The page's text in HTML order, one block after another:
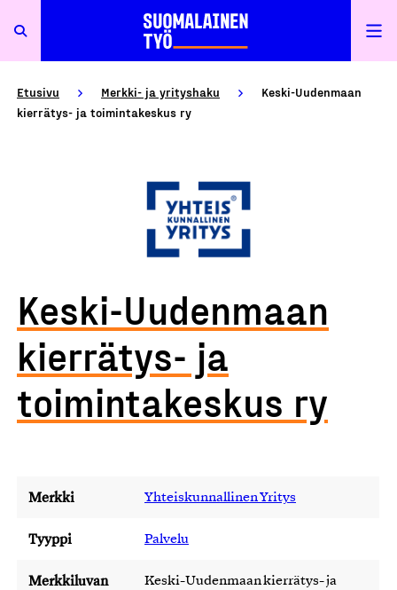
Etusivu Merkki- ja yrityshaku
Keski-Uudenmaan
kierrätys- ja toimintakeskus ry
Keski-Uudenmaan
kierrätys- ja
toimintakeskus ry
Merkki Yhteiskunnallinen Yritys
Tyyppi Palvelu
Merkkiluvan
Keski-Uudenmaan kierrätys- ja